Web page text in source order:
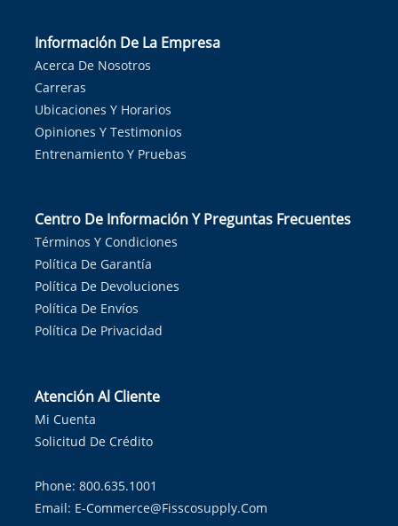
Información De La Empresa
Acerca De Nosotros
Carreras
Ubicaciones Y Horarios
Opiniones Y Testimonios
Entrenamiento Y Pruebas
Centro De Información Y Preguntas Frecuentes
Términos Y Condiciones
Política De Garantía
Política De Devoluciones
Política De Envíos
Política De Privacidad
Atención Al Cliente
Mi Cuenta
Solicitud De Crédito
Phone: 800.635.1001
Email: E-Commerce@fisscosupply.com